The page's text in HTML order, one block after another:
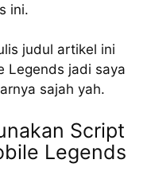
ini.
judul artikel ini
Legends jadi saya
sajah yah.
Script
Legends